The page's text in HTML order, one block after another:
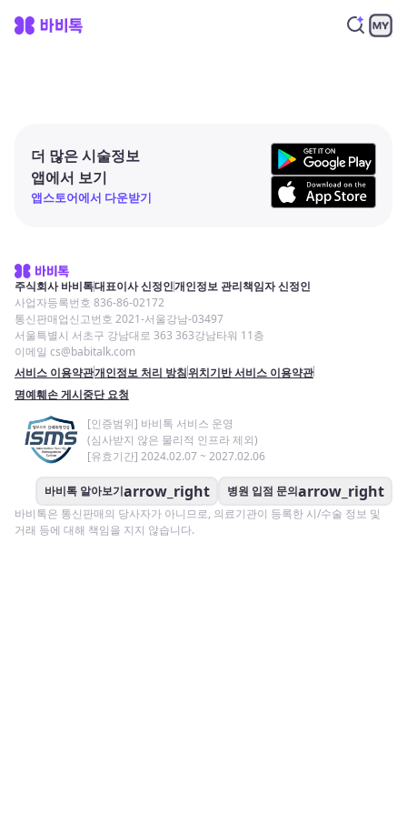
더 많은 시술정보
앱에서 보기
앱스토어에서 다운받기
주식회사 바비톡대표이사 신정인개인정보 관리책임자 신정인
사업자등록번호 836-86-02172
통신판매업신고번호 2021-서울강남-03497
서울특별시 서초구 강남대로 363 363강남타워 11층
이메일 cs@babitalk.com
서비스 이용약관개인정보 처리 방침위치기반 서비스 이용약관
명예훼손 게시중단 요청
[인증범위] 바비톡 서비스 운영
(심사받지 않은 물리적 인프라 제외)
[유효기간] 2024.02.07 ~ 2027.02.06
바비톡 알아보기arrow_right 병원 입점 문의arrow_right
바비톡은 통신판매의 당사자가 아니므로, 의료기관이 등록한 시/수술 정보 및
거래 등에 대해 책임을 지지 않습니다.